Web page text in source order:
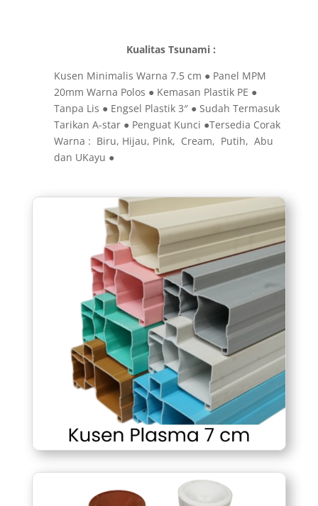
Kualitas Tsunami :
Kusen Minimalis Warna 7.5 cm ● Panel MPM
20mm Warna Polos ● Kemasan Plastik PE ●
Tanpa Lis ● Engsel Plastik 3″ ● Sudah Termasuk
Tarikan A-star ● Penguat Kunci ●Tersedia Corak
Warna : Biru, Hijau, Pink, Cream, Putih, Abu
dan UKayu ●